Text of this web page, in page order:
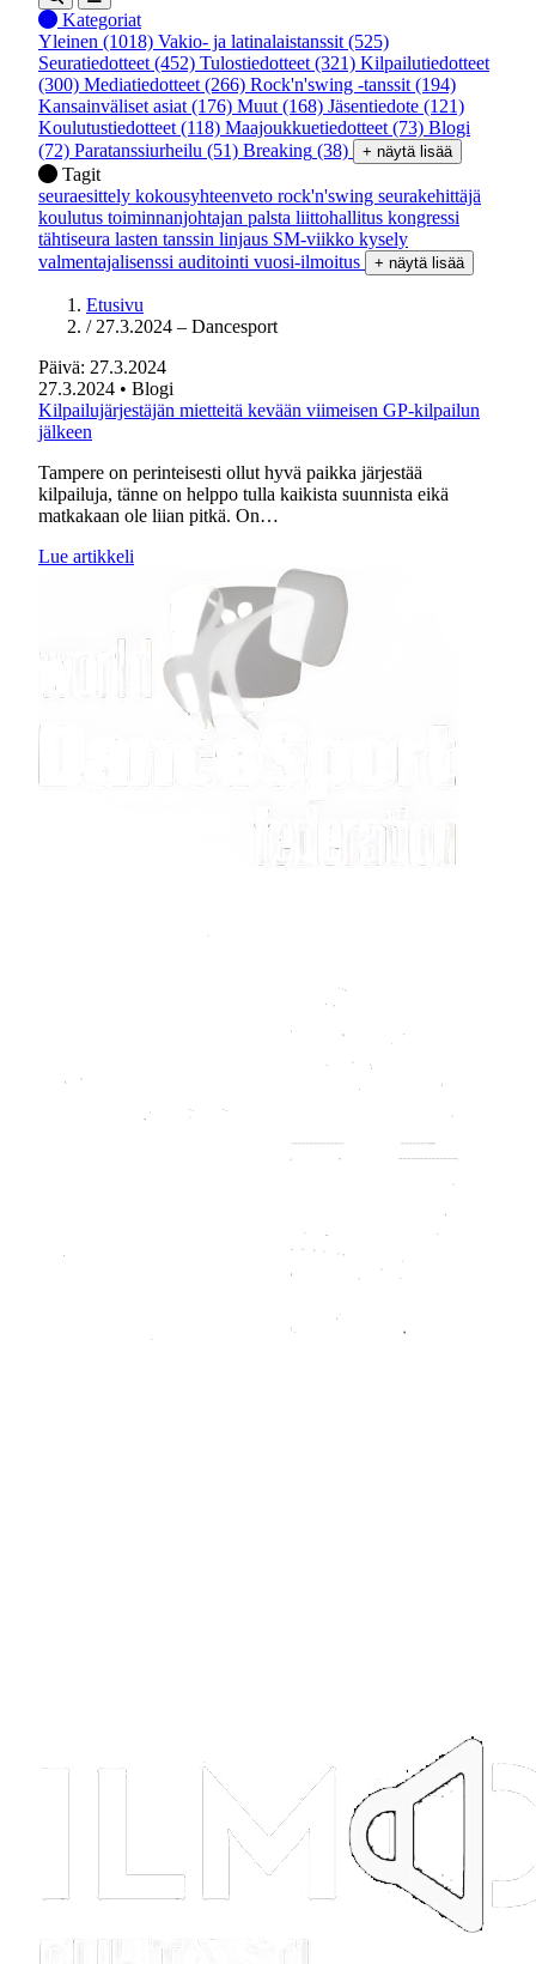
Kategoriat
Yleinen (1018) Vakio- ja latinalaistanssit (525)
Seuratiedotteet (452) Tulostiedotteet (321) Kilpailutiedotteet
(300) Mediatiedotteet (266) Rock'n'swing -tanssit (194)
Kansainväliset asiat (176) Muut (168) Jäsentiedote (121)
Koulutustiedotteet (118) Maajoukkuetiedotteet (73) Blogi
(72) Paratanssiurheilu (51) Breaking (38) + näytä lisää
Tagit
seuraesittely kokousyhteenveto rock'n'swing seurakehittäjä
koulutus toiminnanjohtajan palsta liittohallitus kongressi
tähtiseura lasten tanssin linjaus SM-viikko kysely
valmentajalisenssi auditointi vuosi-ilmoitus + näytä lisää
Etusivu
/ 27.3.2024 – Dancesport
Päivä: 27.3.2024
27.3.2024 • Blogi
Kilpailujärjestäjän mietteitä kevään viimeisen GP-kilpailun
jälkeen
Tampere on perinteisesti ollut hyvä paikka järjestää
kilpailuja, tänne on helppo tulla kaikista suunnista eikä
matkakaan ole liian pitkä. On…
Lue artikkeli